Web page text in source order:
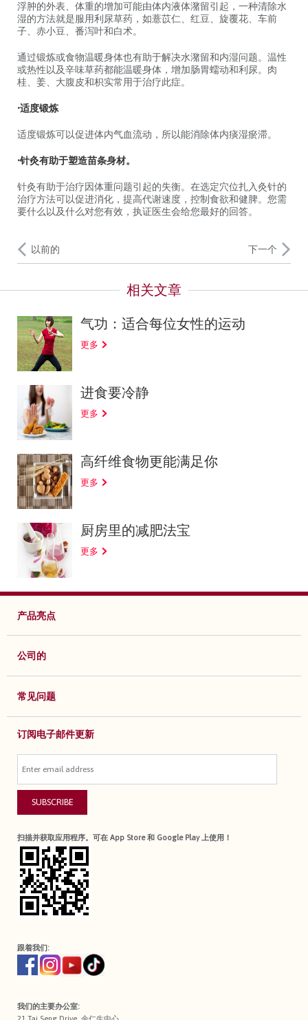
浮肿的外表、体重的增加可能由体内液体潴留引起，一种清除水
湿的方法就是服用利尿草药，如薏苡仁、红豆、旋覆花、车前
子、赤小豆、番泻叶和白术。
通过锻炼或食物温暖身体也有助于解决水潴留和内湿问题。温性
或热性以及辛味草药都能温暖身体，增加肠胃蠕动和利尿。肉
桂、姜、大腹皮和枳实常用于治疗此症。
•适度锻炼
适度锻炼可以促进体内气血流动，所以能消除体内痰湿瘀滞。
•针灸有助于塑造苗条身材。
针灸有助于治疗因体重问题引起的失衡。在选定穴位扎入灸针的
治疗方法可以促进消化，提高代谢速度，控制食欲和健脾。您需
要什么以及什么对您有效，执证医生会给您最好的回答。
以前的 下一个
气功：适合每位女性的运动
更多
进食要冷静
更多
高纤维食物更能满足你
更多
厨房里的减肥法宝
更多
产品亮点
公司的
常见问题
订阅电子邮件更新
SUBSCRIBE
扫描并获取应用程序。可在 App Store 和 Google Play 上使用！
跟着我们:
我们的主要办公室: